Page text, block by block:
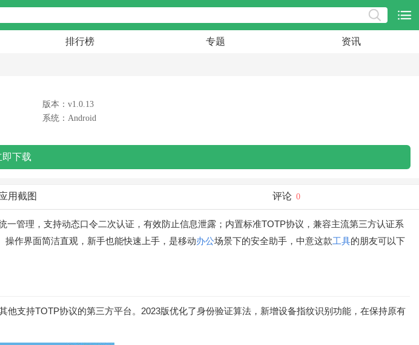
排行榜 专题 资讯
版本：v1.0.13
系统：Android
即下载
用截图 评论 0
管理，支持动态口令二次认证，有效防止信息泄露；内置标准TOTP协议，兼容主流第三方认证系
作界面简洁直观，新手也能快速上手，是移动办公场景下的安全助手，中意这款工具的朋友可以下
支持TOTP协议的第三方平台。2023版优化了身份验证算法，新增设备指纹识别功能，在保持原有